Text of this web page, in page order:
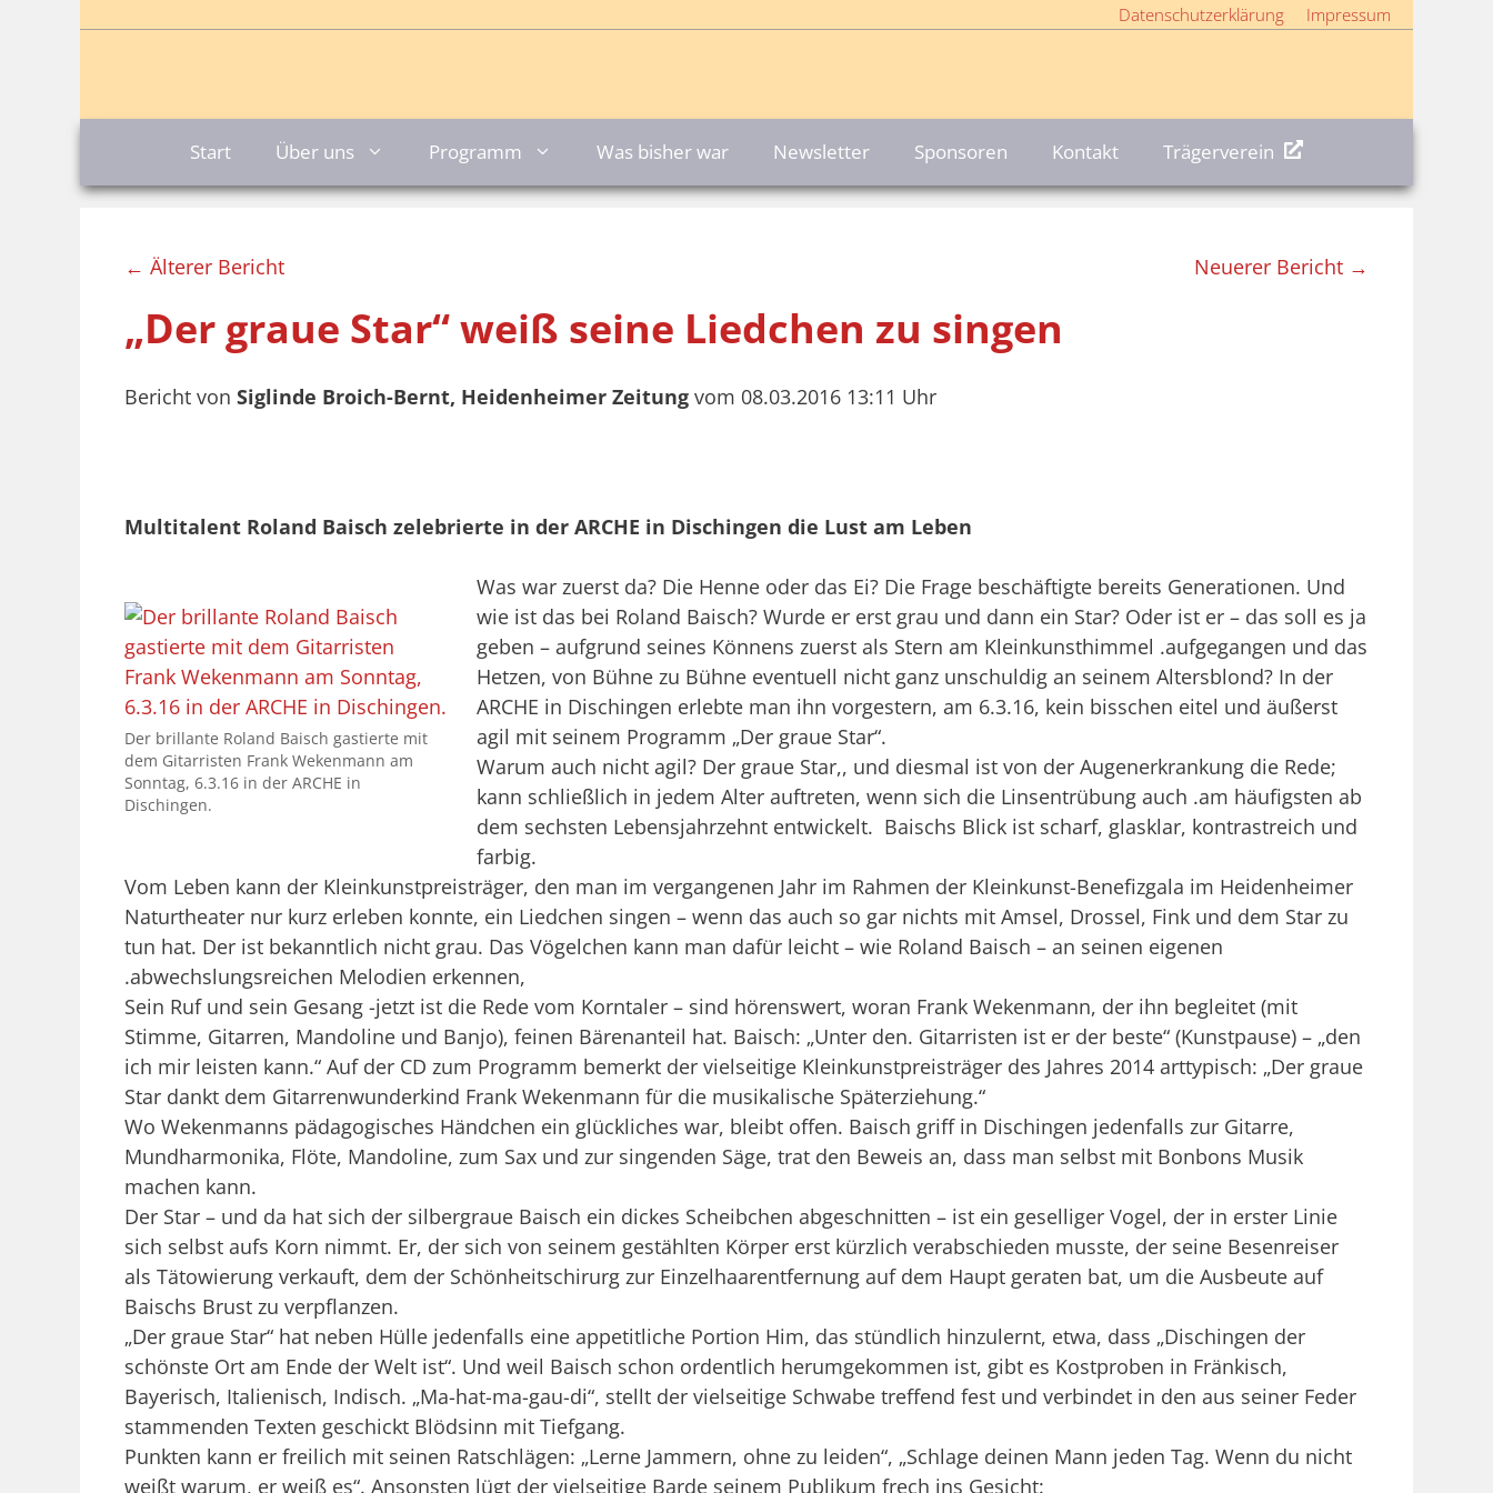
Datenschutzerklärung Impressum
Start Über uns Programm Was bisher war Newsletter Sponsoren Kontakt Trägerverein
← Älterer Bericht Neuerer Bericht →
„Der graue Star“ weiß seine Liedchen zu singen
Bericht von Siglinde Broich-Bernt, Heidenheimer Zeitung vom 08.03.2016 13:11 Uhr
Multitalent Roland Baisch zelebrierte in der ARCHE in Dischingen die Lust am Leben
Der brillante Roland Baisch gastierte mit
dem Gitarristen Frank Wekenmann am
Sonntag, 6.3.16 in der ARCHE in
Dischingen.
Was war zuerst da? Die Henne oder das Ei? Die Frage beschäftigte bereits Generationen. Und
wie ist das bei Roland Baisch? Wurde er erst grau und dann ein Star? Oder ist er – das soll es ja
geben – aufgrund seines Könnens zuerst als Stern am Kleinkunsthimmel .aufgegangen und das
Hetzen, von Bühne zu Bühne eventuell nicht ganz unschuldig an seinem Altersblond? In der
ARCHE in Dischingen erlebte man ihn vorgestern, am 6.3.16, kein bisschen eitel und äußerst
agil mit seinem Programm „Der graue Star“.
Warum auch nicht agil? Der graue Star,, und diesmal ist von der Augenerkrankung die Rede;
kann schließlich in jedem Alter auftreten, wenn sich die Linsentrübung auch .am häufigsten ab
dem sechsten Lebensjahrzehnt entwickelt. Baischs Blick ist scharf, glasklar, kontrastreich und
farbig.
Vom Leben kann der Kleinkunstpreisträger, den man im vergangenen Jahr im Rahmen der Kleinkunst-Benefizgala im Heidenheimer
Naturtheater nur kurz erleben konnte, ein Liedchen singen – wenn das auch so gar nichts mit Amsel, Drossel, Fink und dem Star zu
tun hat. Der ist bekanntlich nicht grau. Das Vögelchen kann man dafür leicht – wie Roland Baisch – an seinen eigenen
.abwechslungsreichen Melodien erkennen,
Sein Ruf und sein Gesang -jetzt ist die Rede vom Korntaler – sind hörenswert, woran Frank Wekenmann, der ihn begleitet (mit
Stimme, Gitarren, Mandoline und Banjo), feinen Bärenanteil hat. Baisch: „Unter den. Gitarristen ist er der beste“ (Kunstpause) – „den
ich mir leisten kann.“ Auf der CD zum Programm bemerkt der vielseitige Kleinkunstpreisträger des Jahres 2014 arttypisch: „Der graue
Star dankt dem Gitarrenwunderkind Frank Wekenmann für die musikalische Späterziehung.“
Wo Wekenmanns pädagogisches Händchen ein glückliches war, bleibt offen. Baisch griff in Dischingen jedenfalls zur Gitarre,
Mundharmonika, Flöte, Mandoline, zum Sax und zur singenden Säge, trat den Beweis an, dass man selbst mit Bonbons Musik
machen kann.
Der Star – und da hat sich der silbergraue Baisch ein dickes Scheibchen abgeschnitten – ist ein geselliger Vogel, der in erster Linie
sich selbst aufs Korn nimmt. Er, der sich von seinem gestählten Körper erst kürzlich verabschieden musste, der seine Besenreiser
als Tätowierung verkauft, dem der Schönheitschirurg zur Einzelhaarentfernung auf dem Haupt geraten bat, um die Ausbeute auf
Baischs Brust zu verpflanzen.
„Der graue Star“ hat neben Hülle jedenfalls eine appetitliche Portion Him, das stündlich hinzulernt, etwa, dass „Dischingen der
schönste Ort am Ende der Welt ist“. Und weil Baisch schon ordentlich herumgekommen ist, gibt es Kostproben in Fränkisch,
Bayerisch, Italienisch, Indisch. „Ma-hat-ma-gau-di“, stellt der vielseitige Schwabe treffend fest und verbindet in den aus seiner Feder
stammenden Texten geschickt Blödsinn mit Tiefgang.
Punkten kann er freilich mit seinen Ratschlägen: „Lerne Jammern, ohne zu leiden“, „Schlage deinen Mann jeden Tag. Wenn du nicht
weißt warum, er weiß es“. Ansonsten lügt der vielseitige Barde seinem Publikum frech ins Gesicht: